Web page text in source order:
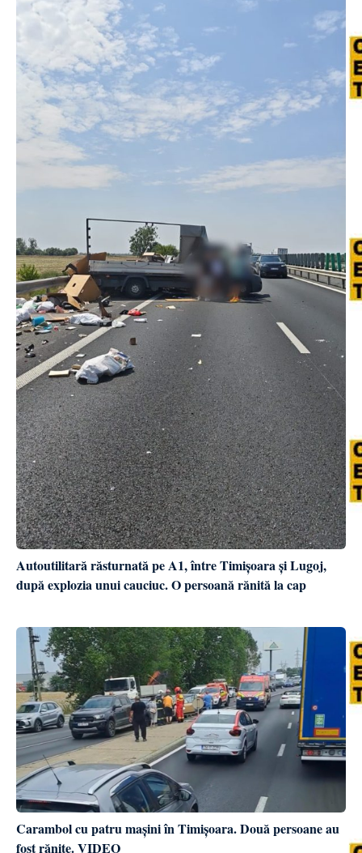
Autoutilitară răsturnată pe A1, între Timișoara și Lugoj,
după explozia unui cauciuc. O persoană rănită la cap
Carambol cu patru mașini în Timișoara. Două persoane au
fost rănite. VIDEO